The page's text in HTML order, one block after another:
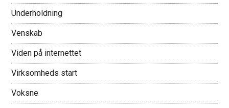
Underholdning
Venskab
Viden på internettet
Virksomheds start
Voksne